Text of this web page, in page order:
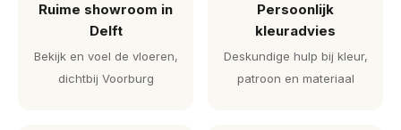
Ruime showroom in
Delft
Bekijk en voel de vloeren,
dichtbij Voorburg
Persoonlijk
kleuradvies
Deskundige hulp bij kleur,
patroon en materiaal